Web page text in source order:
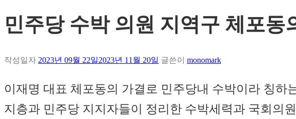
민주당 수박 의원 지역구 체포동
작성일자 2023년 09월 22일2023년 11월 20일 글쓴이 monomark
이재명 대표 체포동의 가결로 민주당내 수박이라 칭하
지층과 민주당 지지자들이 정리한 수박세력과 국회의